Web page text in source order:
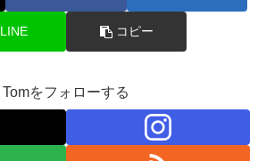
LINE コピー
Tomをフォローする